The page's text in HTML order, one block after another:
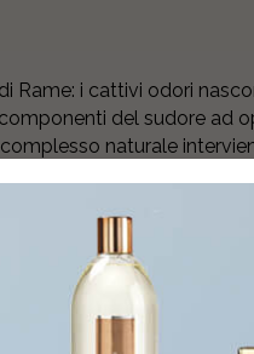
Rame: i cattivi odori
del sudore ad
naturale
inibendo la crescita e la
dei cattivi odori,
distillata di
è indispensabile per
È insostituibile per il
è un naturale
reversibilmente una